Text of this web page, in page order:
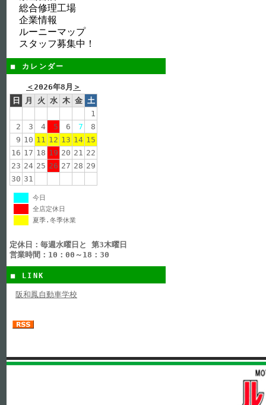
総合修理工場
企業情報
ルーニーマップ
スタッフ募集中！
■ カレンダー
＜2026年8月 ＞
日
月 火 水 木 金 土
1
2
3 4 5 6 7
8
9 10 11 12 13 14 15
16 17 18 19 20 21 22
23 24 25 26 27 28 29
30 31
今日
全店定休日
夏季.冬季休業
定休日：毎週水曜日と 第3木曜日
営業時間：10：00～18：30
■ LINK
阪和鳳自動車学校